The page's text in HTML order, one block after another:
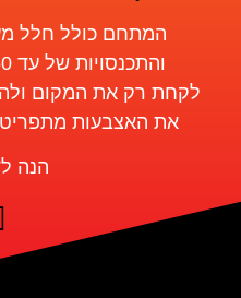
המתחם כולל חלל
והתכנסויותשל עד 50 אנשים
לקחתרקאת המקום
את האצבעות מ תפריט
הנה